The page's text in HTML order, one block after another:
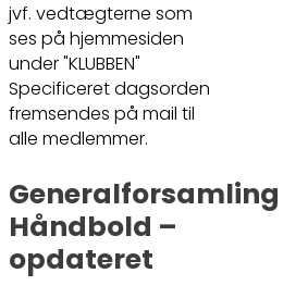
jvf. vedtægterne som
ses på hjemmesiden
under "KLUBBEN"
Specificeret dagsorden
fremsendes på mail til
alle medlemmer.
Generalforsamling
Håndbold –
opdateret